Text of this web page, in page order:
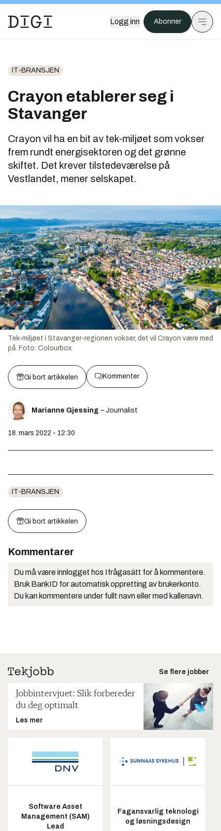
Logg inn Abonner
IT-BRANSJEN
Crayon etablerer seg i
Stavanger
Crayon vil ha en bit av tek-miljøet som vokser
frem rundt energisektoren og det grønne
skiftet. Det krever tilstedeværelse på
Vestlandet, mener selskapet.
Tek-miljøet i Stavanger-regionen vokser, det vil Crayon være med
på. Foto: Colourbox
Gi bort artikkelen Kommenter
Marianne Gjessing – Journalist
18. mars 2022 - 12:30
IT-BRANSJEN
Gi bort artikkelen
Kommentarer
Du må være innlogget hos Ifrågasätt for å kommentere.
Bruk BankID for automatisk oppretting av brukerkonto.
Du kan kommentere under fullt navn eller med kallenavn.
Se flere jobber
Jobbintervjuet: Slik forbereder
du deg optimalt
Les mer
Software Asset
Management (SAM)
Lead
Fagansvarlig teknologi
og løsningsdesign